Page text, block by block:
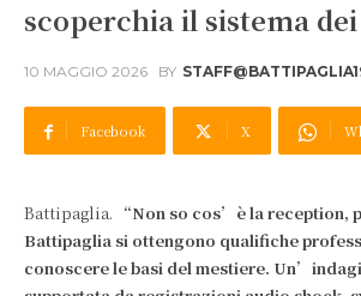
scoperchia il sistema
10 MAGGIO 2026 BY
Facebook X
Battipaglia. “Non so cos’è la reception,
Battipaglia si ottengono qualifiche
conoscere le basi del mestiere.